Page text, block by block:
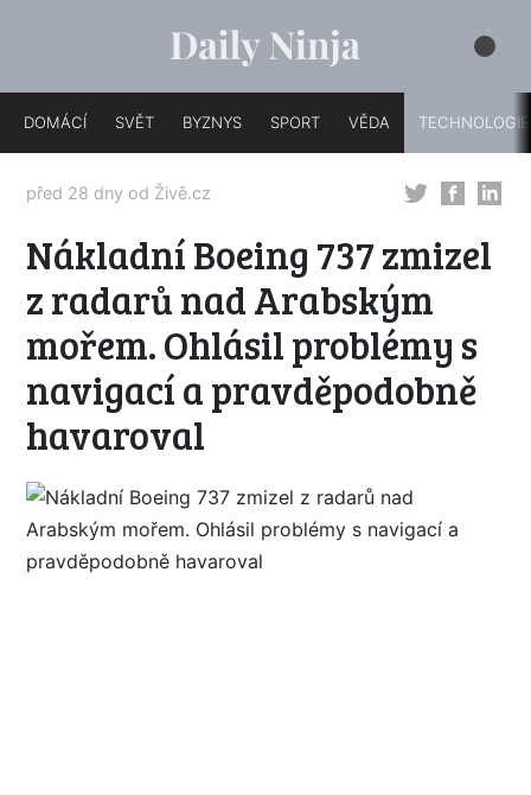
DOMÁCÍ SVĚT BYZNYS SPORT VĚDA TECHNOLOGIE
před 28 dny od Živě.cz
Nákladní Boeing 737 zmizel
z radarů nad Arabským
mořem. Ohlásil problémy s
navigací a pravděpodobně
havaroval